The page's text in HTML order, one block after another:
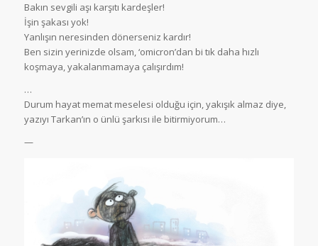
Bakın sevgili aşı karşıtı kardeşler!
İşin şakası yok!
Yanlışın neresinden dönerseniz kardır!
Ben sizin yerinizde olsam, ‘omicron’dan bi tık daha hızlı
koşmaya, yakalanmamaya çalışırdım!
…
Durum hayat memat meselesi olduğu için, yakışık almaz diye,
yazıyı Tarkan’ın o ünlü şarkısı ile bitirmiyorum…
—